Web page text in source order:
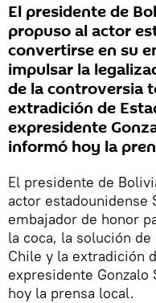
El presidente de
propuso al actor
convertirse en su
impulsar la
de la controversia
extradición de
expresidente
informó hoy la
El presidente de
actor estadounidense
embajador de honor
la coca, la solución
Chile y la extradición
expresidente Gonzalo
hoy la prensa local.